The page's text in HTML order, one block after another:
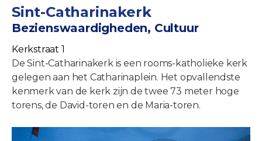
Sint-Catharinakerk
Bezienswaardigheden, Cultuur
Kerkstraat 1
De Sint-Catharinakerk is een rooms-katholieke kerk
gelegen aan het Catharinaplein. Het opvallendste
kenmerk van de kerk zijn de twee 73 meter hoge
torens, de David-toren en de Maria-toren.